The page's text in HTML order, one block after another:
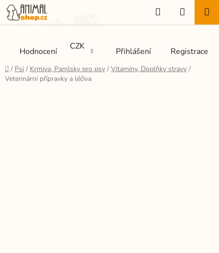
Přejít
na
obsah
Hodnocení CZK Přihlášení Registrace
Hledat
KOŠÍK
Domů
/ Psi / Krmiva, Pamlsky pro psy / Vitamíny, Doplňky stravy /
Veterinární přípravky a léčiva